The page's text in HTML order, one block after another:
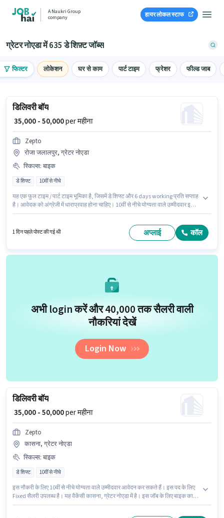
A Naukri Group
company
हायर लोकल स्टाफ
ग्रेटर नोएडा में 635 डे शिफ़्ट जॉब्स
फिल्टर लोकेशन घर से काम पार्ट टाइम फ्रेशर फील्ड जाब
डिलिवरी बॉय
₹ 35,000 - 50,000per महीना
Zepto
रोजा जलालपुर, ग्रेटर नोएडा
स्किल्स: बाइक
डे शिफ्ट 10वीं से नीचे
यह एक फुल टाइम / पार्ट टाइम भूमिका है, जिसमें डे शिफ्ट और 6 days working प्रति सप्ताह
है। आवेदक को अंग्रेजी में धाराप्रवाह होना चाहिए। 10वीं से नीचे योग्यता वाले उम्मीदवार इस
है।
1 दिन पहले पोस्ट की गई थी अप्लाई कॉल
अभी login करें और ₹40,000 तक सैलरी वाली
नौकरियां देखें
Login Now
डिलिवरी बॉय
₹ 35,000 - 50,000per महीना
Zepto
कासना, ग्रेटर नोएडा
स्किल्स: बाइक
डे शिफ्ट 10वीं से नीचे
इस नौकरी के लिए 10वीं से नीचे योग्यता वाले उम्मीदवार आवेदन कर सकते हैं। इस पद के लिए
Fixed सैलरी उपलब्ध है। यह वैकेंसी कासना, ग्रेटर नोएडा में है। इस जॉब के लिए बाइक का